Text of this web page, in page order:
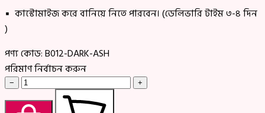
▪ কাস্টোমাইজ করে বানিয়ে নিতে পারবেন। (ডেলিভারি টাইম ৩-৪ দিন
)
পণ্য কোড:B012-DARK-ASH
পরিমাণ নির্বাচন করুন
− +